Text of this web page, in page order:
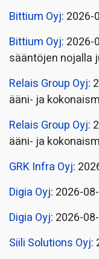
Bittium Oyj: 2026-
Bittium Oyj: 2026-
sääntöjen nojalla
Relais Group Oyj:
ääni- ja
Relais Group Oyj:
ääni- ja
GRK Infra Oyj:
Digia Oyj: 2026-
Digia Oyj: 2026-
Siili Solutions Oyj: